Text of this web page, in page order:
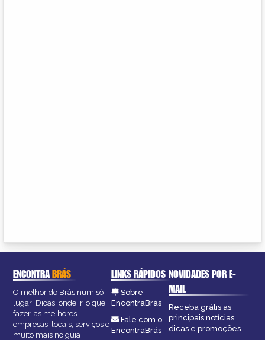
ENCONTRABRÁS
O melhor do Brás num só
lugar! Dicas, onde ir, o que
fazer, as melhores
empresas, locais, serviços e
muito mais no guia
LINKS RÁPIDOS
Sobre
EncontraBrás
Fale com o
EncontraBrás
NOVIDADES POR E-
MAIL
Receba grátis as
principais notícias,
dicas e promoções